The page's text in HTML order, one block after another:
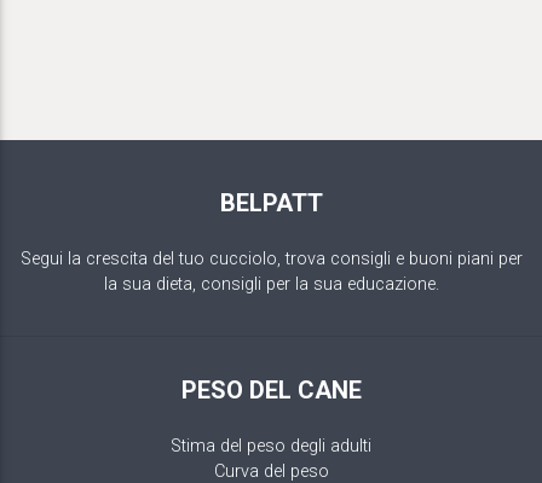
BELPATT
Segui la crescita del tuo cucciolo, trova consigli e buoni piani per
la sua dieta, consigli per la sua educazione.
PESO DEL CANE
Stima del peso degli adulti
Curva del peso